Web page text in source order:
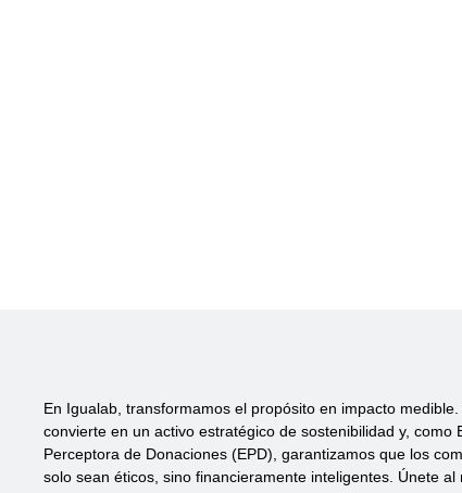
En Igualab, transformamos el propósito en impacto
convierte en un activo estratégico de sostenibilidad y, como
Perceptora de Donaciones (EPD), garantizamos que los
solo sean éticos, sino financieramente inteligentes. Únete al